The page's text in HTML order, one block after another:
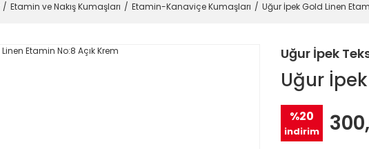
Etamin ve Nakış Kumaşları Etamin-Kanaviçe Kumaşları Uğur İpek Gold Linen
Uğur İpek
Uğur
%20
indirim